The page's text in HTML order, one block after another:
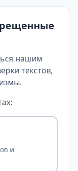
нашим
текстов,
и